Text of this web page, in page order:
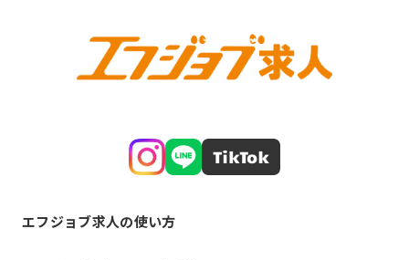
エフジョブ求人の使い方